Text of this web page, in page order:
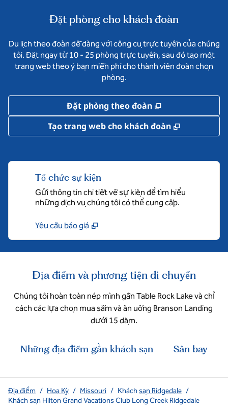
Đặt phòng cho khách đoàn
Du lịch theo đoàn dễ dàng với công cụ trực tuyến của chúng
tôi. Đặt ngay từ 10 - 25 phòng trực tuyến, sau đó tạo một
trang web theo ý bạn miễn phí cho thành viên đoàn chọn
phòng.
Đặt phòng theo đoàn ,
Tạo trang web cho khách đoàn
,
Tổ chức sự kiện
Gửi thông tin chi tiết về sự kiện để tìm hiểu
những dịch vụ chúng tôi có thể cung cấp.
Yêu cầu báo giá
Địa điểm và phương tiện di chuyển
Chúng tôi hoàn toàn nép mình gần Table Rock Lake và chỉ
cách các lựa chọn mua sắm và ăn uống Branson Landing
dưới 15 dặm.
Những địa điểm gần khách sạn Sân bay
Địa điểm / Hoa Kỳ / Missouri / Kháchsạn Ridgedale /
Khách sạn Hilton Grand Vacations Club Long Creek Ridgedale